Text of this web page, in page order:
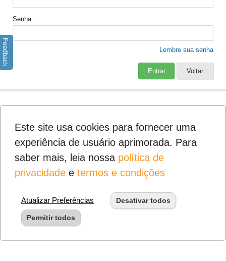
Senha
Lembre sua senha
Entrar Voltar
Feedback
Este site usa cookies para fornecer uma
experiência de usuário aprimorada. Para
saber mais, leia nossa política de
privacidadee termos e condições
Atualizar Preferências Desativar todos
Permitir todos